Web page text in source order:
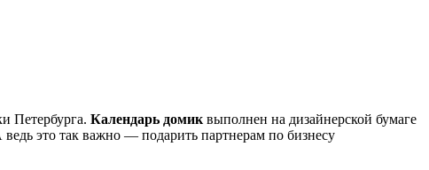
Петербурга. Календарь домик выполнен на дизайнерской бумаге
это так важно — подарить партнерам по бизнесу